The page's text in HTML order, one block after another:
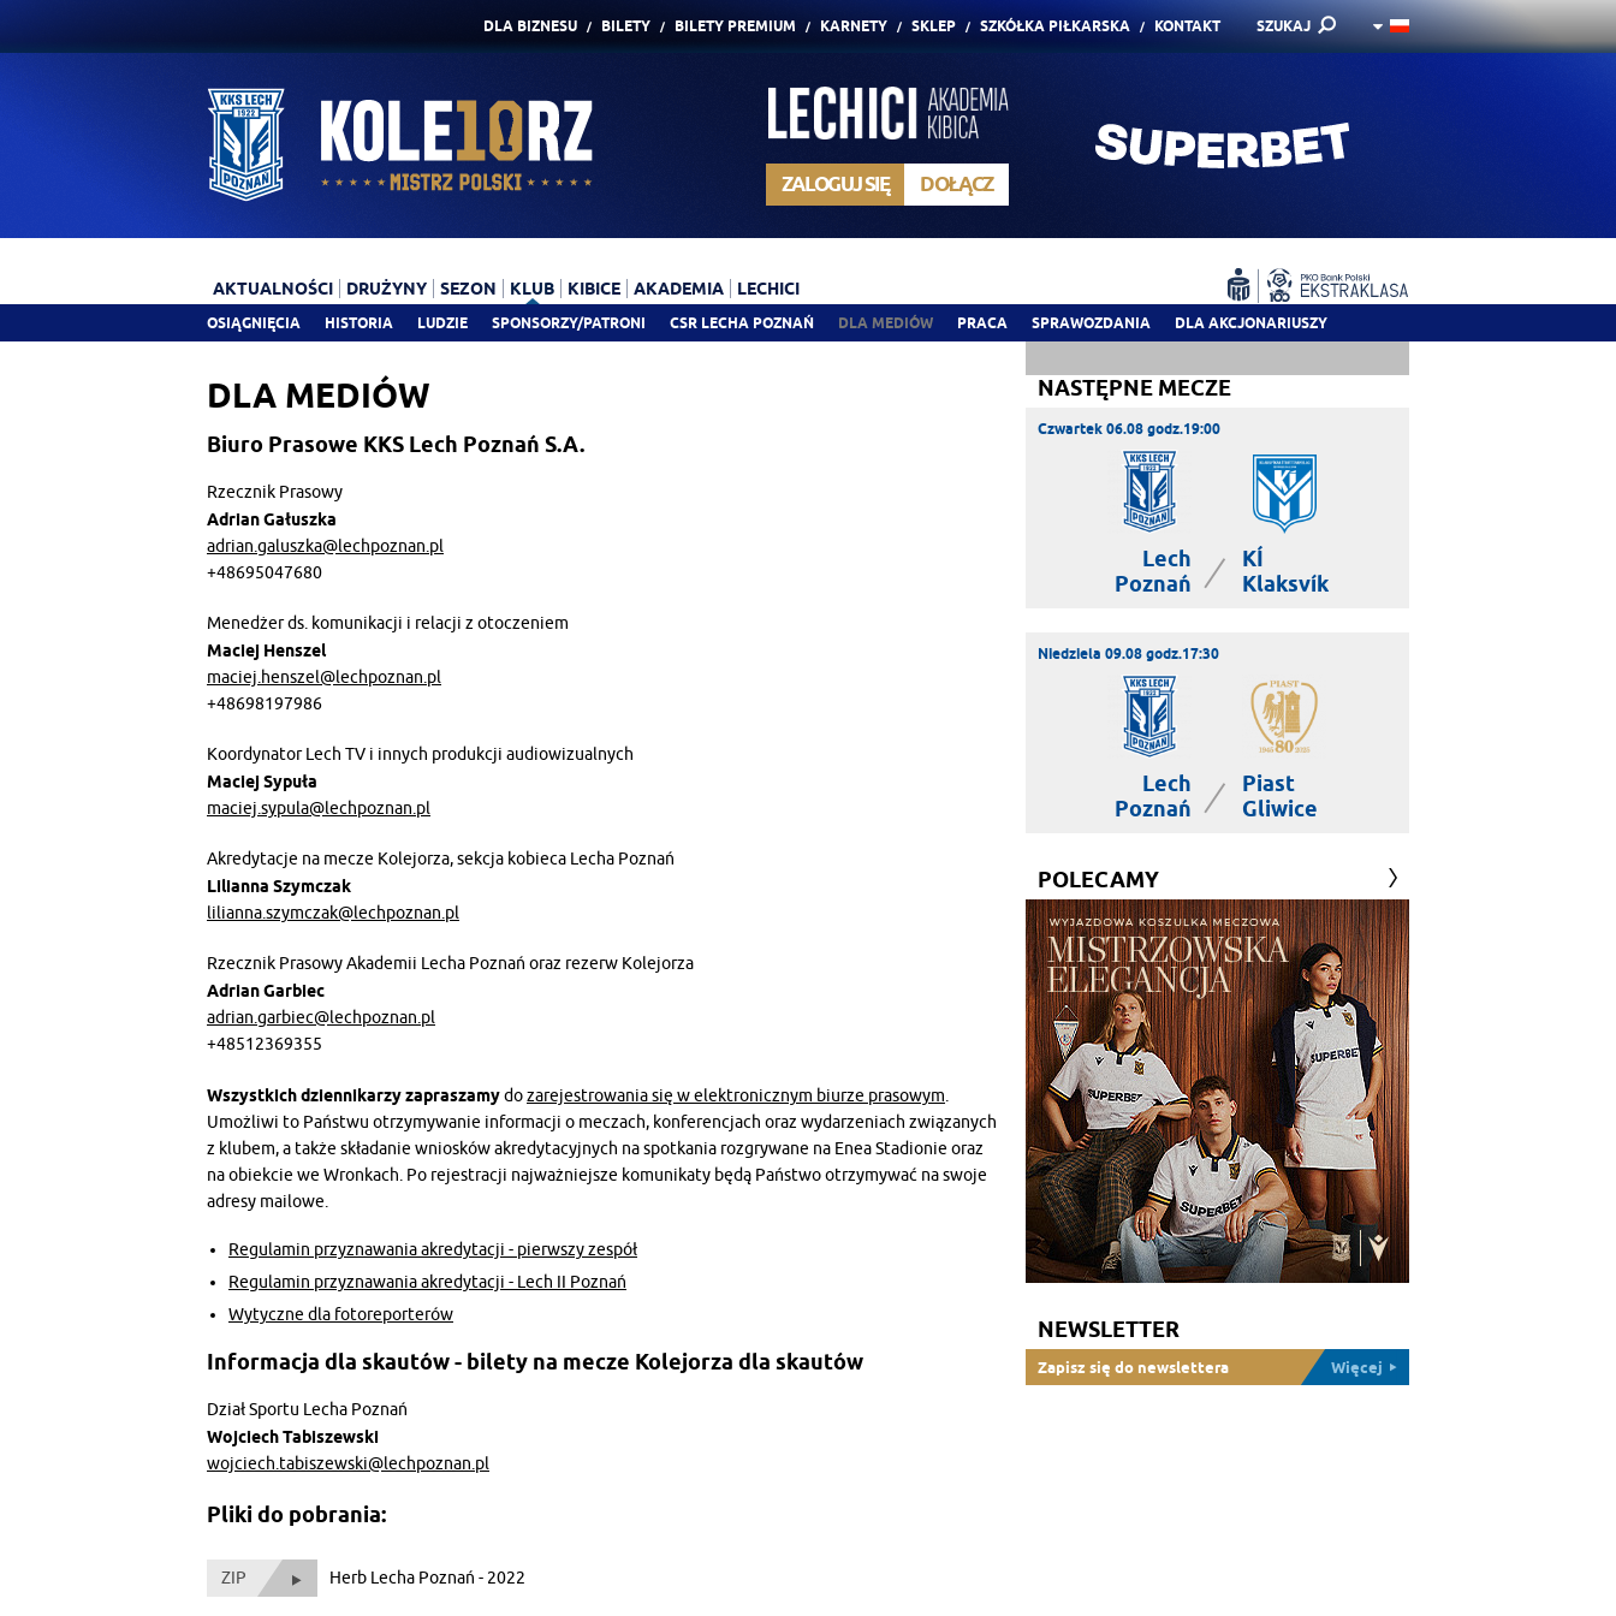
DLA BIZNESU BILETY BILETY PREMIUM KARNETY SKLEP SZKÓŁKA PIŁKARSKA KONTAKT SZUKAJ
ZALOGUJ SIĘ DOŁĄCZ
AKTUALNOŚCI DRUŻYNY SEZON KLUB
OSIĄGNIĘCIA HISTORIA LUDZIE SPONSORZY/PATRONI CSR LECHA POZNAŃ DLA MEDIÓW PRACA SPRAWOZDANIA DLA AKCJONARIUSZY
KIBICE AKADEMIA LECHICI
DLA MEDIÓW
Biuro Prasowe KKS Lech Poznań S.A.
Rzecznik Prasowy
Adrian Gałuszka
adrian.galuszka@lechpoznan.pl
+48695047680
Menedżer ds. komunikacji i relacji z otoczeniem
Maciej Henszel
maciej.henszel@lechpoznan.pl
+48698197986
Koordynator Lech TV i innych produkcji audiowizualnych
Maciej Sypuła
maciej.sypula@lechpoznan.pl
Akredytacje na mecze Kolejorza, sekcja kobieca Lecha Poznań
Lilianna Szymczak
lilianna.szymczak@lechpoznan.pl
Rzecznik Prasowy Akademii Lecha Poznań oraz rezerw Kolejorza
Adrian Garbiec
adrian.garbiec@lechpoznan.pl
+48512369355
Wszystkich dziennikarzy zapraszamydozarejestrowania się w elektronicznym biurze prasowym.
Umożliwi to Państwu otrzymywanie informacji o meczach, konferencjach oraz wydarzeniach związanych
z klubem, a także składanie wniosków akredytacyjnych na spotkania rozgrywane na Enea Stadionie oraz
na obiekcie we Wronkach. Po rejestracji najważniejsze komunikaty będą Państwo otrzymywać na swoje
adresy mailowe.
Regulamin przyznawania akredytacji - pierwszy zespół
Regulamin przyznawania akredytacji - Lech II Poznań
Wytyczne dla fotoreporterów
Informacja dla skautów - bilety na mecze Kolejorza dla skautów
Dział Sportu Lecha Poznań
Wojciech Tabiszewski
wojciech.tabiszewski@lechpoznan.pl
Pliki do pobrania:
ZIP Herb Lecha Poznań - 2022
NASTĘPNE MECZE
Czwartek 06.08 godz.19:00
Lech
Poznań
|
KÍ
Klaksvík
Niedziela 09.08 godz.17:30
Lech
Poznań
|
Piast
Gliwice
POLECAMY
NEWSLETTER
Zapisz się do newslettera Więcej